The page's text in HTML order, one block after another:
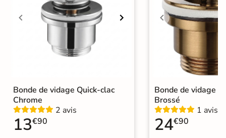
Bonde de vidage Quick-clac
Chrome
2 avis
13€90
Bonde de vidage
Brossé
1 avis
24€90